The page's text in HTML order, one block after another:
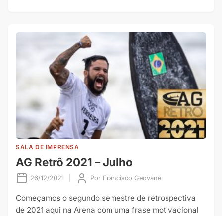
SALA DE IMPRENSA
AG Retrô 2021 – Julho
26/12/2021 Por Francisco Geovane
Começamos o segundo semestre de retrospectiva
de 2021 aqui na Arena com uma frase motivacional